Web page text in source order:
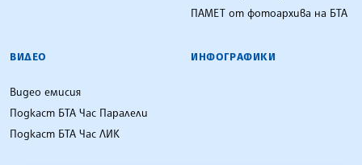
ПАМЕТ от фотоархива на БТА
ВИДЕО
Видео емисия
Подкаст БТА Час Паралели
Подкаст БТА Час ЛИК
ИНФОГРАФИКИ